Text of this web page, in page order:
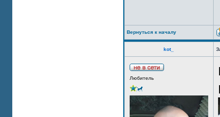
Вернуться к началу
kot_
Любитель